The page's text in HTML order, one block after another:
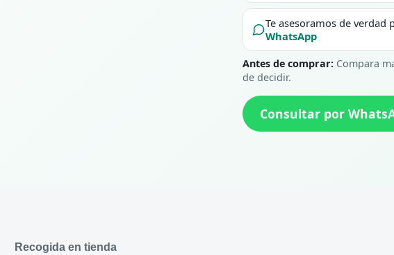
Te asesoramos de verdad
WhatsApp
Antes de comprar: Compara
de decidir.
Consultar por
Recogida en tienda